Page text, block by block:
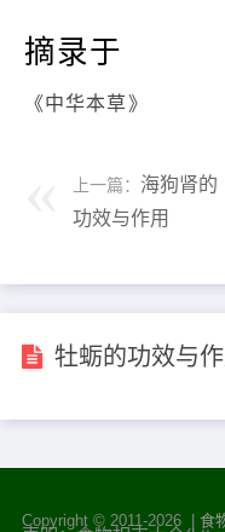
摘录于
《中华本草》
上一篇： 海狗肾的
功效与作用
牡蛎的功效与
Copyright © 2011-2026 | 食